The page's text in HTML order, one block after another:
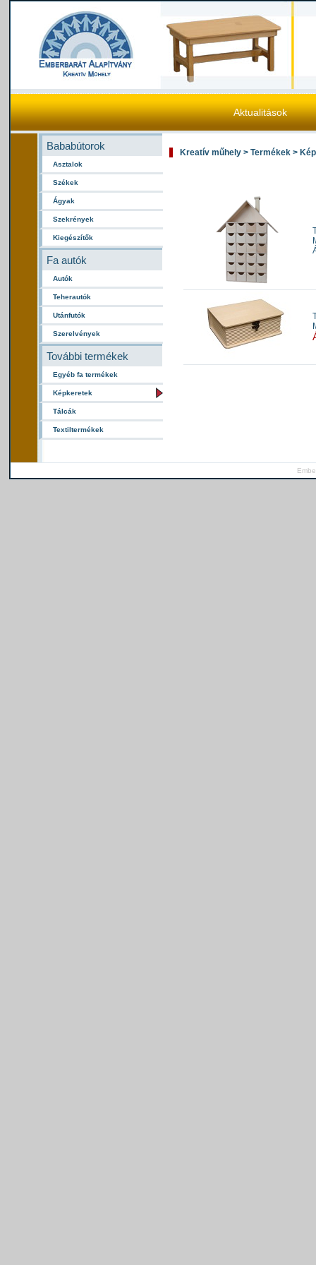
Aktualitások
Bababútorok
Asztalok
Székek
Ágyak
Szekrények
Kiegészítők
Fa autók
Autók
Teherautók
Utánfutók
Szerelvények
További termékek
Egyéb fa termékek
Képkeretek
Tálcák
Textiltermékek
Kreatív műhely > Termékek >